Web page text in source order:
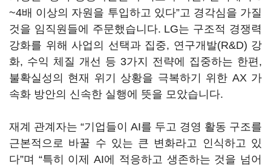
~4배 이상의 자원을 투입하고 있다”고 경각심을 가질
것을 임직원들에 주문했습니다. LG는 구조적 경쟁력
강화를 위해 사업의 선택과 집중, 연구개발(R&D) 강
화, 수익 체질 개선 등 3가지 전략에 집중하는 한편,
불확실성의 현재 위기 상황을 극복하기 위한 AX 가
속화 방안의 신속한 실행에 뜻을 모았습니다.
재계 관계자는 “기업들이 AI를 두고 경영 활동 구조를
근본적으로 바꿀 수 있는 큰 변화라고 인식하고 있
다”며 “특히 이제AI에 적응하고 생존하는 것을 넘어